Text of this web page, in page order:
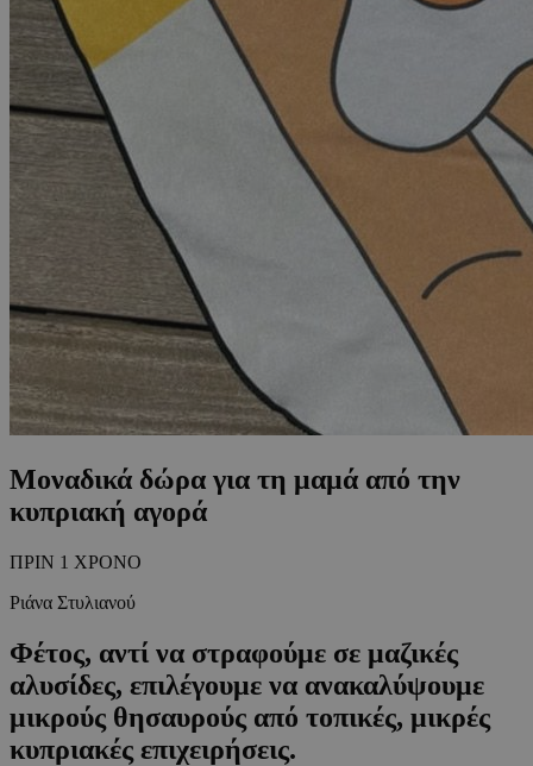
Μοναδικά δώρα για τη μαμά από την
κυπριακή αγορά
ΠΡΙΝ 1 ΧΡΟΝΟ
Ριάνα Στυλιανού
Φέτος, αντί να στραφούμε σε μαζικές
αλυσίδες, επιλέγουμε να ανακαλύψουμε
μικρούς θησαυρούς από τοπικές, μικρές
κυπριακές επιχειρήσεις.